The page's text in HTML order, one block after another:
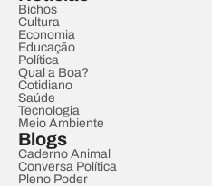
Bichos
Cultura
Economia
Educação
Política
Qual a Boa?
Cotidiano
Saúde
Tecnologia
Meio Ambiente
Blogs
Caderno Animal
Conversa Política
Pleno Poder